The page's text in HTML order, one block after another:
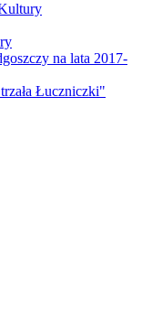
na lata 2017-
Łuczniczki"